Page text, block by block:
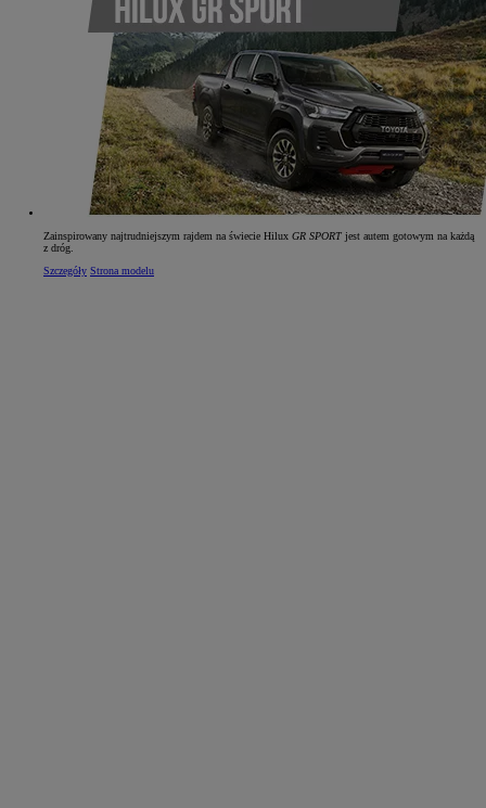
Zainspirowany najtrudniejszym rajdem na świecie Hilux GR SPORT jest autem gotowym na każdą
z dróg.
Szczegóły Strona modelu